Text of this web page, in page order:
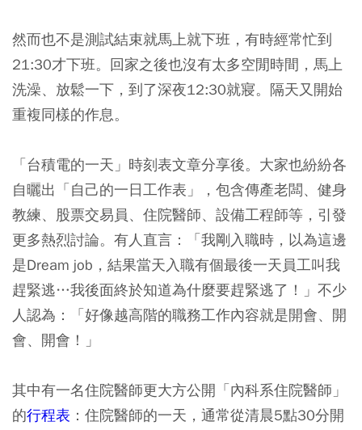
然而也不是測試結束就馬上就下班，有時經常忙到
21:30才下班。回家之後也沒有太多空閒時間，馬上
洗澡、放鬆一下，到了深夜12:30就寢。隔天又開始
重複同樣的作息。
「台積電的一天」時刻表文章分享後。大家也紛紛各
自曬出 「自己的一日工作表」
，包含傳產老闆、健身
教練、股票交易員、住院醫師、設備工程師等，引發
更多熱烈討論。有人直言：「我剛入職時，以為這邊
是Dream job，結果當天入職有個最後一天員工叫我
趕緊逃…我後面終於知道為什麼要趕緊逃了！」不少
人認為：「好像越高階的職務工作內容就是開會、開
會、開會！」
其中有一名住院醫師更大方公開「內科系住院醫師」
的行程表 ：住院醫師的一天，通常從清晨5點30分開